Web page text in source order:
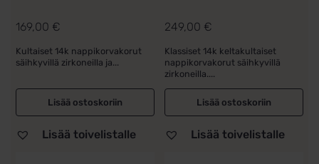
169,00 €
Kultaiset 14k nappikorvakorut
säihkyvillä zirkoneilla ja...
Lisää ostoskoriin
Lisää toivelistalle
249,00 €
Klassiset 14k keltakultaiset
nappikorvakorut säihkyvillä
zirkoneilla....
Lisää ostoskoriin
Lisää toivelistalle